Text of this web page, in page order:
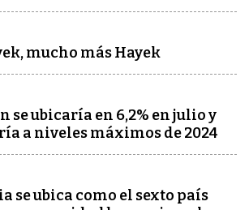
mucho más Hayek
se ubicaría en 6,2% en julio y
a niveles máximos de 2024
se ubica como el sexto país